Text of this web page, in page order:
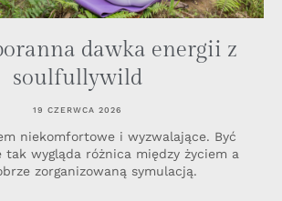
dawka energii z
soulfullywild
19 CZERWCA 2026
niekomfortowe i wyzwalające. Być
tak wygląda różnica między życiem a
zorganizowaną symulacją.